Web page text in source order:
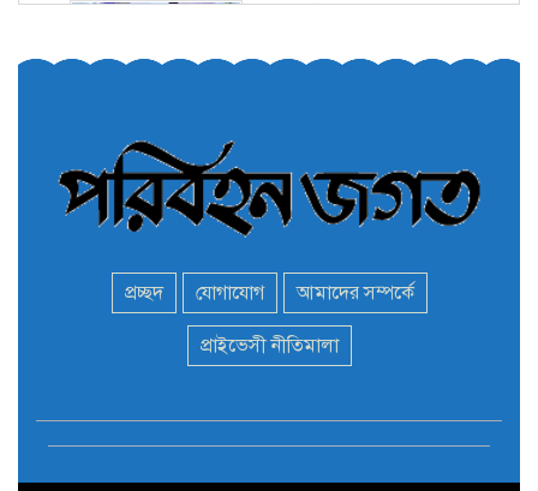
অনির্দিষ্টকালের জন্য বাংলাদেশে
মন্ত্রী এমপিদের দেশত্যাগের
হিড়িক : নিরাপদ আশ্রয়ে
বাস ড্রাইভার নিকোলাস মাদুরো
প্রচ্ছদ যোগাযোগ আমাদের সম্পর্কে
প্রাইভেসী নীতিমালা